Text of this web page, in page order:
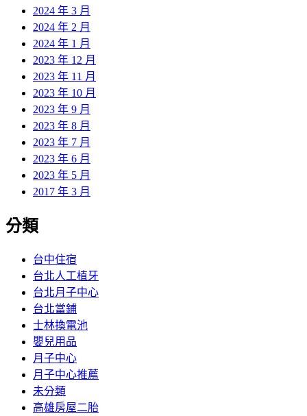
2024 年 3 月
2024 年 2 月
2024 年 1 月
2023 年 12 月
2023 年 11 月
2023 年 10 月
2023 年 9 月
2023 年 8 月
2023 年 7 月
2023 年 6 月
2023 年 5 月
2017 年 3 月
分類
台中住宿
台北人工植牙
台北月子中心
台北當鋪
士林換電池
嬰兒用品
月子中心
月子中心推薦
未分類
高雄房屋二胎